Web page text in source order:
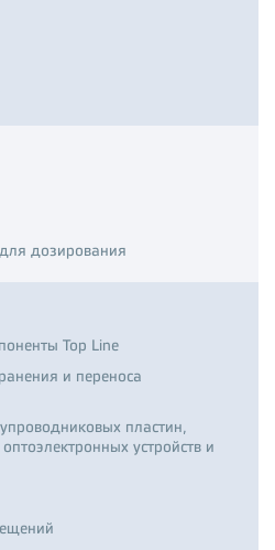
дозирования
Top Line
и переноса
пластин,
устройств и